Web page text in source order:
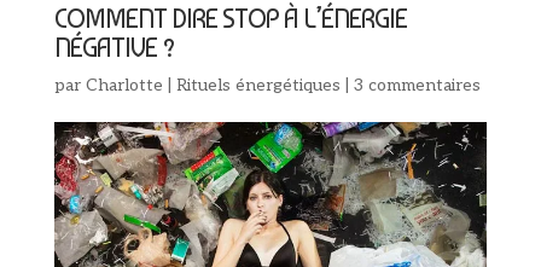
COMMENT DIRE STOP À L’ÉNERGIE
NÉGATIVE ?
par Charlotte Rituels énergétiques 3 commentaires